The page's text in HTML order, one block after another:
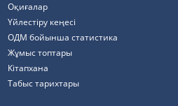
Оқиғалар
Үйлестіру кеңесі
ОДМ бойынша статистика
Жұмыс топтары
Кітапхана
Табыс тарихтары